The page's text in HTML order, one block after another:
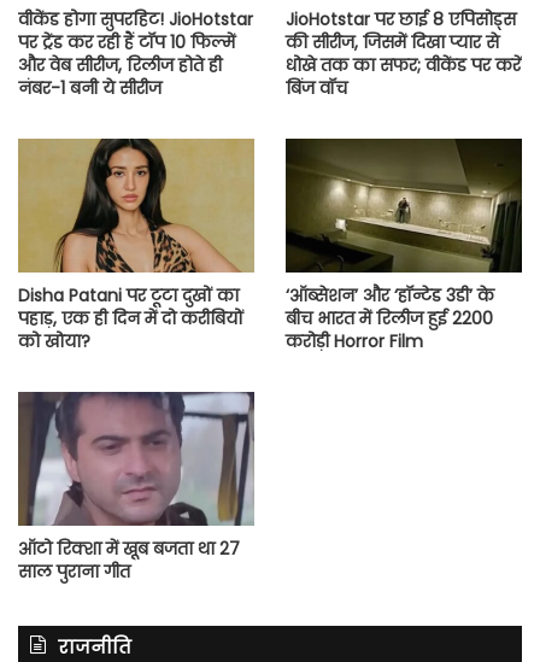
वीकेंड होगा सुपरहिट! JioHotstar
पर ट्रेंड कर रही हैं टॉप 10 फिल्में
और वेब सीरीज, रिलीज होते ही
नंबर-1 बनी ये सीरीज
JioHotstar पर छाई 8 एपिसोड्स
की सीरीज, जिसमें दिखा प्यार से
धोखे तक का सफर; वीकेंड पर करें
बिंज वॉच
Disha Patani पर टूटा दुखों का
पहाड़, एक ही दिन में दो करीबियों
को खोया?
‘ऑब्सेशन’ और ‘हॉन्टेड 3डी’ के
बीच भारत में रिलीज हुई 2200
करोड़ी Horror Film
ऑटो रिक्शा में खूब बजता था 27
साल पुराना गीत
राजनीति